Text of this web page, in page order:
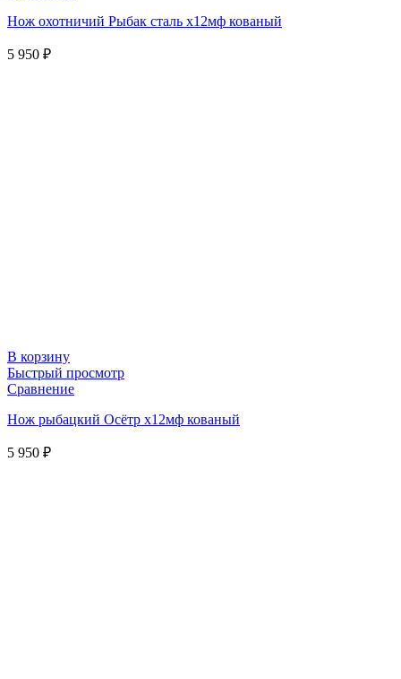
Нож охотничий Рыбак сталь х12мф кованый
5 950 ₽
В корзину
Быстрый просмотр
Сравнение
Нож рыбацкий Осётр х12мф кованый
5 950 ₽